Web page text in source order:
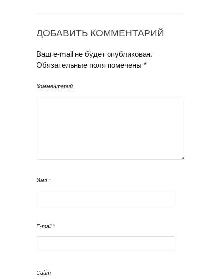
ДОБАВИТЬ КОММЕНТАРИЙ
Ваш e-mail не будет опубликован.
Обязательные поля помечены *
Комментарий
Имя *
E-mail*
Сайт